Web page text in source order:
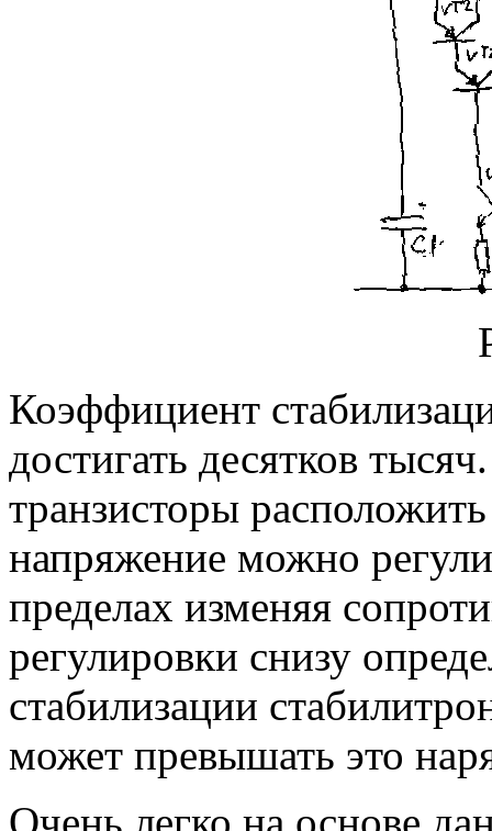
Коэффициент
достигать десятков
транзисторы
напряжение можно
пределах изменяя
регулировки снизу
стабилизации
может превышать это